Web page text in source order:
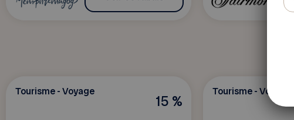
15 %
Tourisme - Voyage Tourisme - Voyage